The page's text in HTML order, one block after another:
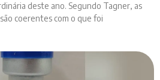
deste ano. Segundo Tagner, as
coerentes com o que foi